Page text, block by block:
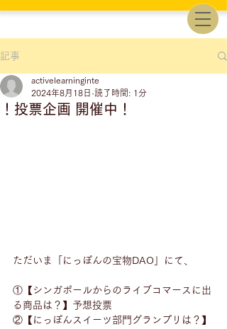
記事
！投票企画 開催中！
activelearninginte
2024年8月18日 読了時間: 1分
ただいま「にっぽんの宝物DAO」にて、
①【シンガポールからのライブコマースに出
る商品は？】予想投票
②【にっぽんスイーツ部門グランプリは？】